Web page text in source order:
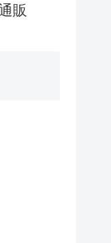
販